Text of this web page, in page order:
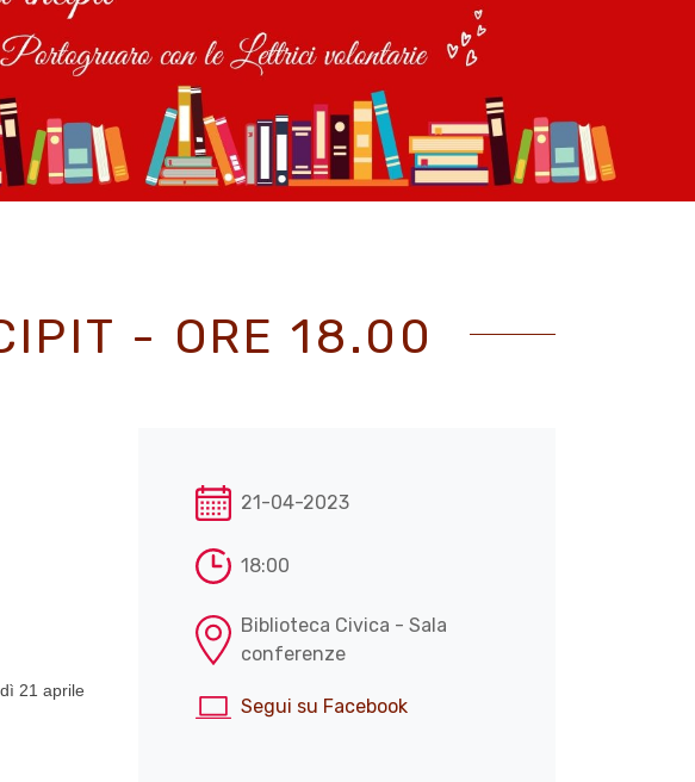
- ORE 18.00
21-04-2023
18:00
Biblioteca Civica - Sala
conferenze
Segui su Facebook
21 aprile